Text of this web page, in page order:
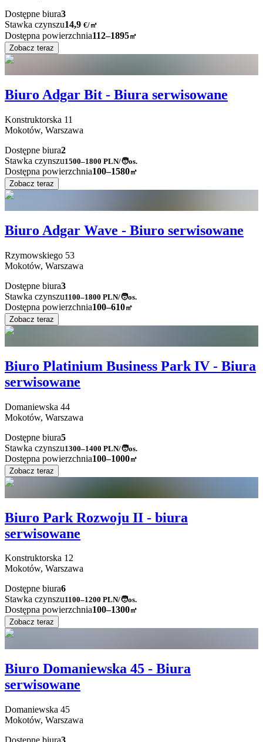
Dostępne biura3
Stawka czynszu14,9 €/㎡
Dostępna powierzchnia112–1895㎡
Zobacz teraz
Biuro Adgar Bit - Biura serwisowane
Konstruktorska 11
Mokotów, Warszawa
Dostępne biura2
Stawka czynszu1500–1800 PLN/🧑os.
Dostępna powierzchnia100–1580㎡
Zobacz teraz
Biuro Adgar Wave - Biuro serwisowane
Rzymowskiego 53
Mokotów, Warszawa
Dostępne biura3
Stawka czynszu1100–1800 PLN/🧑os.
Dostępna powierzchnia100–610㎡
Zobacz teraz
Biuro Platinium Business Park IV - Biura
serwisowane
Domaniewska 44
Mokotów, Warszawa
Dostępne biura5
Stawka czynszu1300–1400 PLN/🧑os.
Dostępna powierzchnia100–1000㎡
Zobacz teraz
Biuro Park Rozwoju II - biura
serwisowane
Konstruktorska 12
Mokotów, Warszawa
Dostępne biura6
Stawka czynszu1100–1200 PLN/🧑os.
Dostępna powierzchnia100–1300㎡
Zobacz teraz
Biuro Domaniewska 45 - Biura
serwisowane
Domaniewska 45
Mokotów, Warszawa